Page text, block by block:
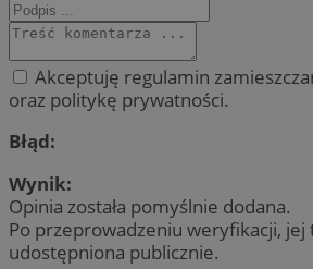
Akceptuję regulamin
oraz politykę prywatności.
Błąd:
Wynik:
Opinia została pomyślnie dodana.
Po przeprowadzeniu weryfikacji, jej
udostępniona publicznie.